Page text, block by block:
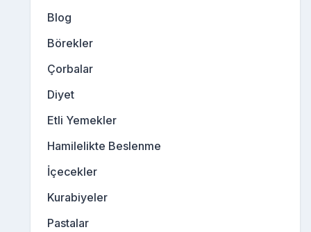
Blog
Börekler
Çorbalar
Diyet
Etli Yemekler
Hamilelikte Beslenme
İçecekler
Kurabiyeler
Pastalar